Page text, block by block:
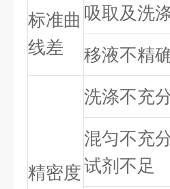
标准曲
线差
吸取及洗
移液不精
精密度
洗涤不充
混匀不充
试剂不足